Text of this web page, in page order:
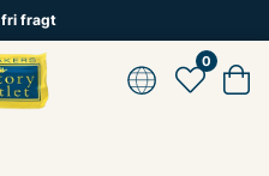
fri fragt
0